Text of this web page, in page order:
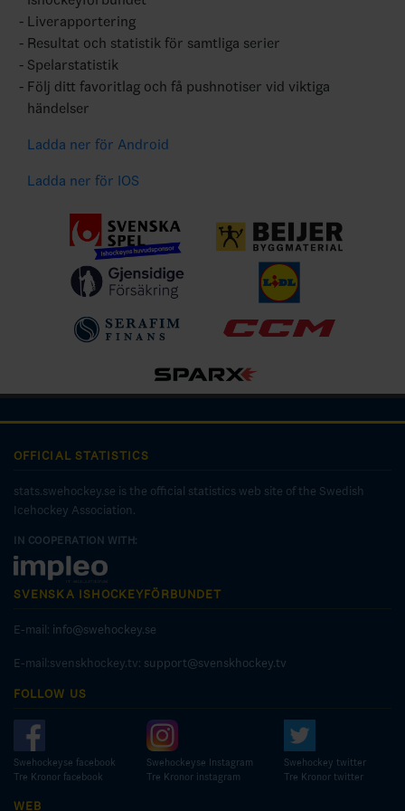
Liverapportering
Resultat och statistik för samtliga serier
Spelarstatistik
Följ ditt favoritlag och få pushnotiser vid viktiga
händelser
Ladda ner för Android
Ladda ner för IOS
OFFICIAL STATISTICS
stats.swehockey.se is the official statistics web site of the Swedish
Icehockey Association.
IN COOPERATION WITH:
SVENSKA ISHOCKEYFÖRBUNDET
E-mail: info@swehockey.se
E-mail:svenskhockey.tv: support@svenskhockey.tv
FOLLOW US
Swehockeyse facebook
Tre Kronor facebook
Swehockeyse Instagram
Tre Kronor instagram
Swehockey twitter
Tre Kronor twitter
WEB